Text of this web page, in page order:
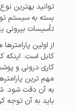
توانید بهترین
بسته به سیستم
تأسیسات بیرونی
از اولین
کابل است. اینکه
کاری درونی و
مهم ترین
به آن دقت شود.
باید به آن توجه